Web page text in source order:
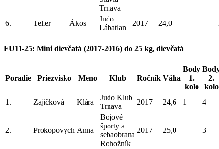
Trnava
6. Teller Ákos
Judo
Lábatlan
2017 24,0
FU11-25: Mini dievčatá (2017-2016) do 25 kg, dievčatá
Poradie Priezvisko Meno Klub Ročník Váha
Body
1.
kolo
2.
kolo
1.
Zajičková Klára
Judo Klub
Trnava
2017 24,6 1 4
2. Prokopovych Anna
Bojové
športy a
sebaobrana
Rohožník
2017 25,0 3